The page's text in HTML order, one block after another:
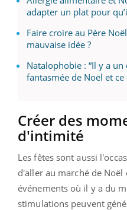
adapter un plat pour
Faire croire au Père
mauvaise idée ?
Natalophobie : “Il y a un
fantasmée de Noël et ce
Créer des
d'intimité
Les fêtes sont aussi
d'aller au marché de Noël
événements où il y a du
stimulations peuvent